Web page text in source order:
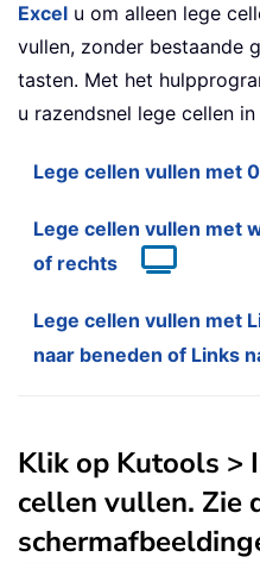
Excel u om alleen lege
vullen, zonder bestaande
tasten. Met het
u razendsnel lege cellen
Lege cellen vullen met 0
Lege cellen vullen met
of rechts
Lege cellen vullen met
naar beneden of Links
Klik op Kutools >
cellen vullen. Zie